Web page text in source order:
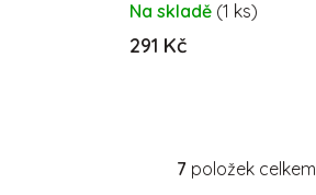
Na skladě (1 ks)
291 Kč
O
7položek celkem